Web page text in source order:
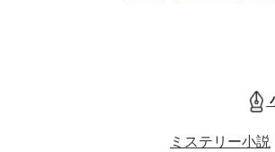
ミステリー小説